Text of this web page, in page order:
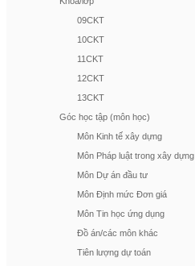
09CKT
10CKT
11CKT
12CKT
13CKT
Góc học tập (môn học)
Môn Kinh tế xây dựng
Môn Pháp luật trong xây dựng
Môn Dự án đầu tư
Môn Định mức Đơn giá
Môn Tin học ứng dụng
Đồ án/các môn khác
Tiên lượng dự toán